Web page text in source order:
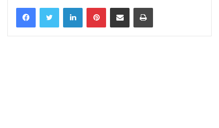
LinkedInPinterestShare via Email Print